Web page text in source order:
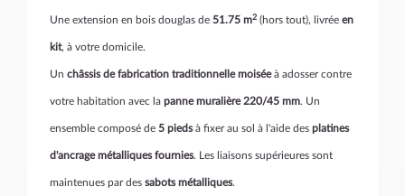
Une extension en bois douglas de 51.75 m2 (hors tout), livrée en
kit, à votre domicile.
Un châssis de fabrication traditionnelle moiséeà adosser contre
votre habitation avec la panne muralière 220/45 mm. Un
ensemble composé de 5 piedsà fixer au sol à l'aide des platines
d'ancrage métalliques fournies. Les liaisons supérieures sont
maintenues par des sabots métalliques.